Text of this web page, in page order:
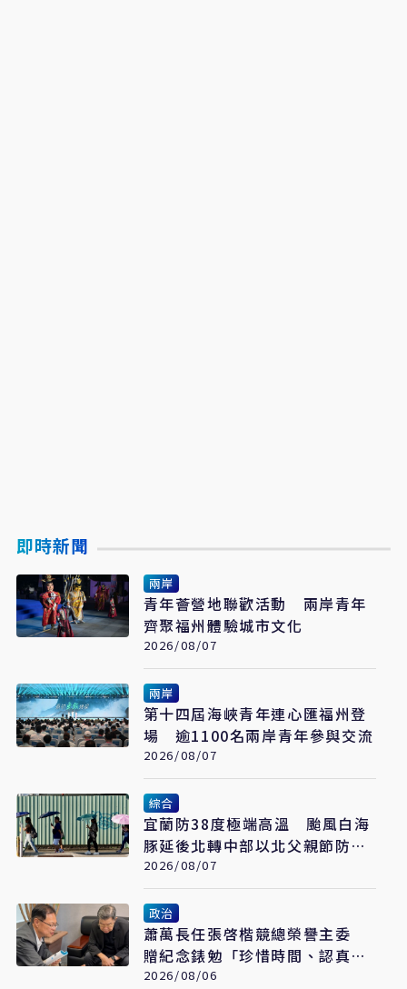
即時新聞
兩岸
青年薈營地聯歡活動 兩岸青年
齊聚福州體驗城市文化
2026/08/07
兩岸
第十四屆海峽青年連心匯福州登
場 逾1100名兩岸青年參與交流
2026/08/07
綜合
宜蘭防38度極端高溫 颱風白海
豚延後北轉中部以北父親節防豪
大雨
2026/08/07
政治
蕭萬長任張啓楷競總榮譽主委
贈紀念錶勉「珍惜時間、認真打
拚」
2026/08/06